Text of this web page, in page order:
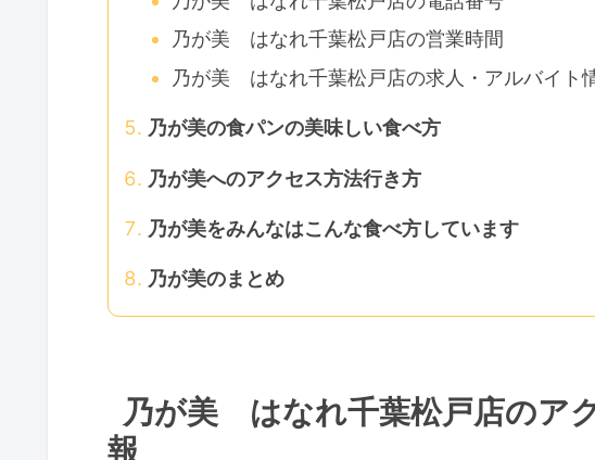
乃が美 はなれ千葉松戸店の営業時間
乃が美 はなれ千葉松戸店の求人・アルバイト
乃が美の食パンの美味しい食べ方
乃が美へのアクセス方法行き方
乃が美をみんなはこんな食べ方しています
乃が美のまとめ
乃が美 はなれ千葉松戸店のア
報